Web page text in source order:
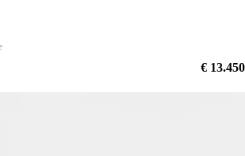
€ 13.450